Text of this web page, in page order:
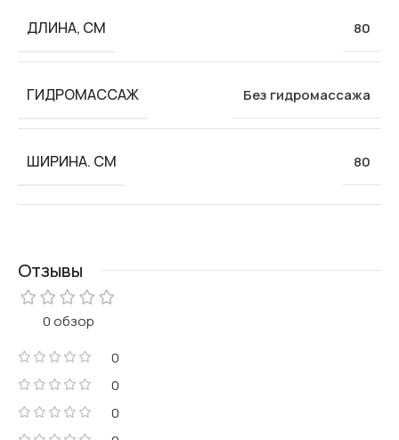
ДЛИНА, СМ 80
ГИДРОМАССАЖ Без гидромассажа
ШИРИНА. СМ 80
Отзывы
0 обзор
0
0
0